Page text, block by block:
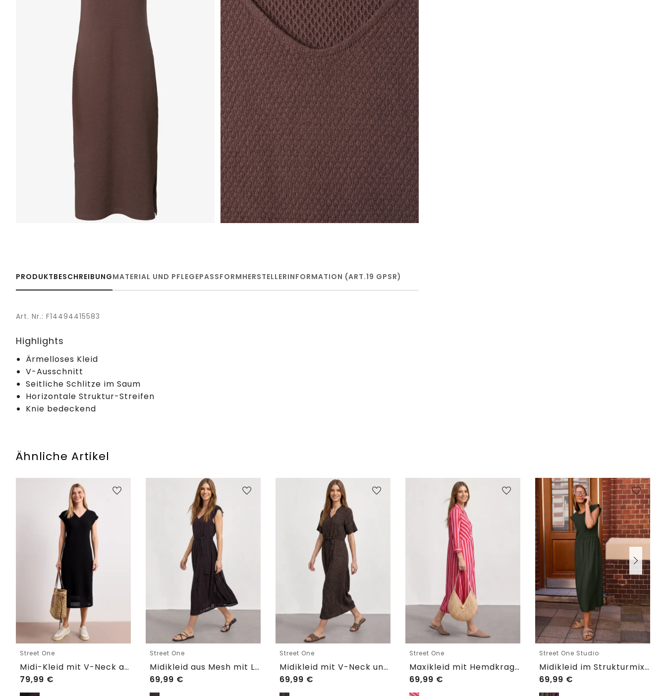
PRODUKTBESCHREIBUNGMATERIAL UND PFLEGEPASSFORMHERSTELLERINFORMATION (ART.19 GPSR)
Art. Nr.: F14494415583
Highlights
Ärmelloses Kleid
V-Ausschnitt
Seitliche Schlitze im Saum
Horizontale Struktur-Streifen
Knie bedeckend
Ähnliche Artikel
Street One
Midi-Kleid mit V-Neck aus Spitze
79,99 €
Street One
Midikleid aus Mesh mit Leo-Print
69,99 €
Street One
Midikleid mit V-Neck und Leo-Print
69,99 €
Street One
Maxikleid mit Hemdkragen und Print
69,99 €
Street One Studio
Midikleid im Strukturmix mit Rundhals
69,99 €